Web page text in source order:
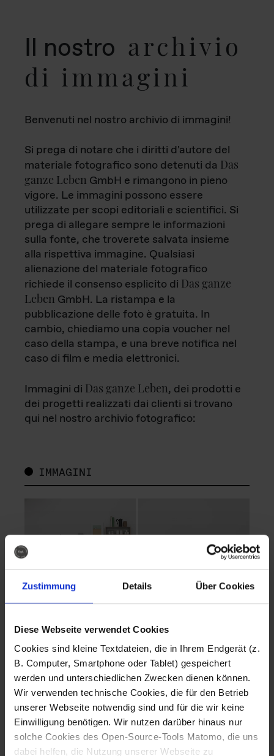
Zustimmung Details Über Cookies
Diese Webseite verwendet Cookies
Cookies sind kleine Textdateien, die in Ihrem Endgerät (z.
B. Computer, Smartphone oder Tablet) gespeichert
werden und unterschiedlichen Zwecken dienen können.
Wir verwenden technische Cookies, die für den Betrieb
unserer Webseite notwendig sind und für die wir keine
Einwilligung benötigen. Wir nutzen darüber hinaus nur
solche Cookies des Open-Source-Tools Matomo, die uns
dabei helfen, die Nutzung unserer Webseite zu
Il nostro archivio
di immagini
Benvenuti nel nostro archivio di immagini!
Si prega di notare che i diritti d'autore del
materiale fotografico sono detenuti da Das
ganze Leben GmbH e rimangono in pieno
vigore. Le immagini possono essere
utilizzate per scopi editoriali e scientifici. Si
prega di allegare sempre le informazioni
sulla fonte, che troverete salvata insieme
alla rispettiva immagine. Qualsiasi
alienazione del materiale fotografico
richiede il consenso esplicito di Das ganze
Leben GmbH. La ristampa e la
pubblicazione delle foto è gratuita. In
cambio, chiediamo una copia voucher nel
caso della stampa, e una breve notifica nel
caso di film e media elettronici.
Immagini di Das ganze Leben, dei prodotti e
dei progetti realizzati dai clienti si trovano
qui nel nostro archivio fotografico:
IMMAGINI
Fotografo: Lorenz
Sternbach
Download
Fotografo: Lorenz
Sternbach
Download